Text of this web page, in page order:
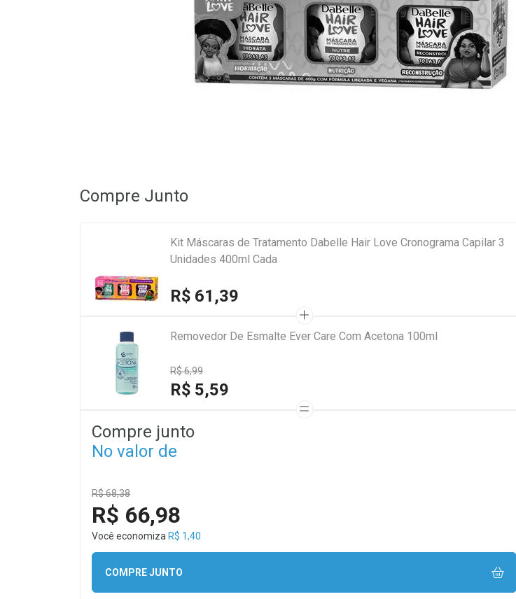
Compre Junto
Kit Máscaras de Tratamento Dabelle Hair Love Cronograma Capilar 3
Unidades 400ml Cada
R$ 61,39
Removedor De Esmalte Ever Care Com Acetona 100ml
R$ 6,99
R$ 5,59
Compre junto
No valor de
R$ 68,38
R$ 66,98
Você economiza R$ 1,40
COMPRE JUNTO